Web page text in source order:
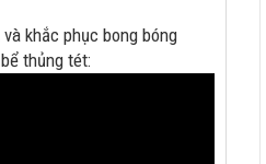
khắc phục bong bóng
thủng tét: